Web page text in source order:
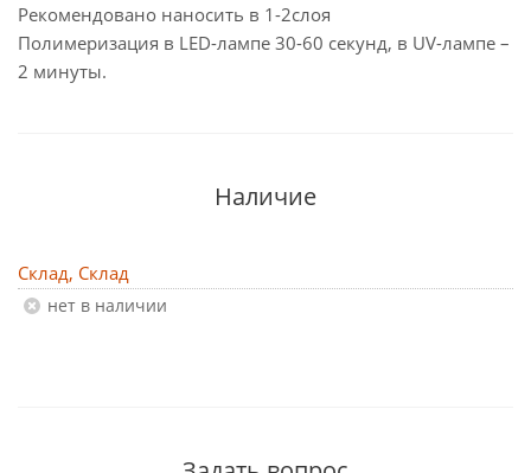
Рекомендовано наносить в 1-2слоя
Полимеризация в LED-лампе 30-60 секунд, в UV-лампе –
2 минуты.
Наличие
Склад, Склад
Нет в наличии